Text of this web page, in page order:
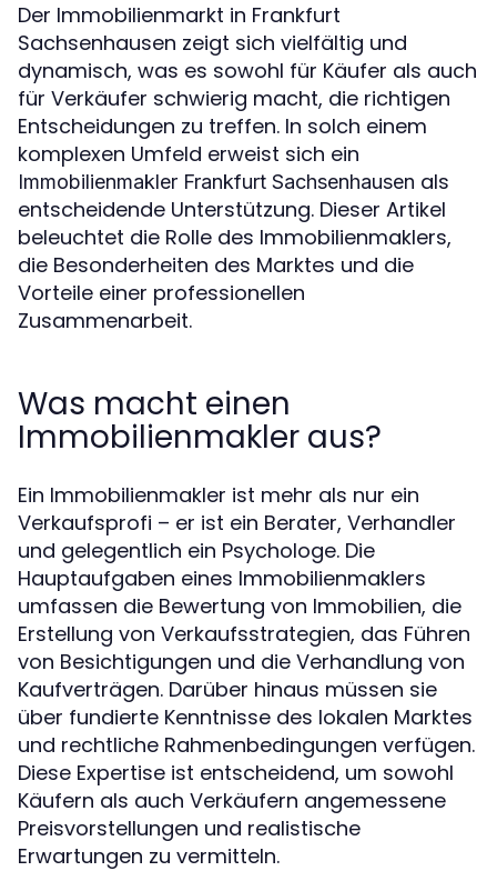
Der Immobilienmarkt in Frankfurt
Sachsenhausen zeigt sich vielfältig und
dynamisch, was es sowohl für Käufer als auch
für Verkäufer schwierig macht, die richtigen
Entscheidungen zu treffen. In solch einem
komplexen Umfeld erweist sich ein
Immobilienmakler Frankfurt Sachsenhausen als
entscheidende Unterstützung. Dieser Artikel
beleuchtet die Rolle des Immobilienmaklers,
die Besonderheiten des Marktes und die
Vorteile einer professionellen
Zusammenarbeit.
Was macht einen
Immobilienmakler aus?
Ein Immobilienmakler ist mehr als nur ein
Verkaufsprofi – er ist ein Berater, Verhandler
und gelegentlich ein Psychologe. Die
Hauptaufgaben eines Immobilienmaklers
umfassen die Bewertung von Immobilien, die
Erstellung von Verkaufsstrategien, das Führen
von Besichtigungen und die Verhandlung von
Kaufverträgen. Darüber hinaus müssen sie
über fundierte Kenntnisse des lokalen Marktes
und rechtliche Rahmenbedingungen verfügen.
Diese Expertise ist entscheidend, um sowohl
Käufern als auch Verkäufern angemessene
Preisvorstellungen und realistische
Erwartungen zu vermitteln.